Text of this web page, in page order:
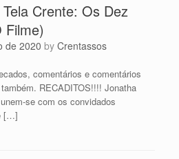
Crente: Os Dez
Filme)
de 2020 by Crentassos
comentários e comentários
RECADITOS!!!! Jonatha
se com os convidados
[…]